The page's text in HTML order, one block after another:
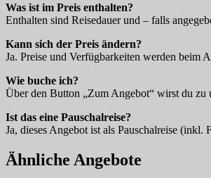
Was ist im Preis enthalten?
Enthalten sind Reisedauer und – falls
Kann sich der Preis ändern?
Ja. Preise und Verfügbarkeiten werden beim
Wie buche ich?
Über den Button „Zum Angebot“ wirst du zu
Ist das eine Pauschalreise?
Ja, dieses Angebot ist als Pauschalreise
Ähnliche Angebote